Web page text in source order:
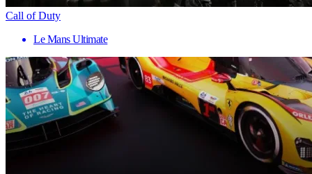
Call of Duty
Le Mans Ultimate